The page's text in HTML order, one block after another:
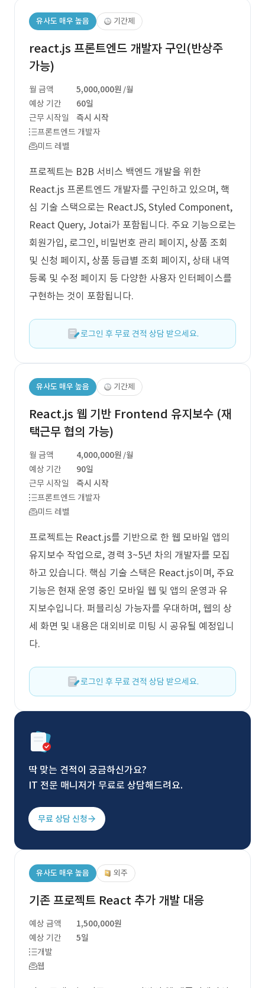
유사도 매우 높음 기간제
react.js 프론트엔드 개발자 구인(반상주
가능)
월 금액 5,000,000원 /월
예상 기간
60일
근무 시작일
즉시 시작
프론트엔드 개발자
미드 레벨
프로젝트는 B2B 서비스 백엔드 개발을 위한
React.js 프론트엔드 개발자를 구인하고 있으며, 핵
심 기술 스택으로는 ReactJS, Styled Component,
React Query, Jotai가 포함됩니다. 주요 기능으로는
회원가입, 로그인, 비밀번호 관리 페이지, 상품 조회
및 신청 페이지, 상품 등급별 조회 페이지, 상태 내역
등록 및 수정 페이지 등 다양한 사용자 인터페이스를
구현하는 것이 포함됩니다.
로그인 후 무료 견적 상담 받으세요.
유사도 매우 높음 기간제
React.js 웹 기반 Frontend 유지보수 (재
택근무 협의 가능)
월 금액 4,000,000원 /월
예상 기간
90일
근무 시작일
즉시 시작
프론트엔드 개발자
미드 레벨
프로젝트는 React.js를 기반으로 한 웹 모바일 앱의
유지보수 작업으로, 경력 3~5년 차의 개발자를 모집
하고 있습니다. 핵심 기술 스택은 React.js이며, 주요
기능은 현재 운영 중인 모바일 웹 및 앱의 운영과 유
지보수입니다. 퍼블리싱 가능자를 우대하며, 웹의 상
세 화면 및 내용은 대외비로 미팅 시 공유될 예정입니
다.
로그인 후 무료 견적 상담 받으세요.
딱 맞는 견적이 궁금하신가요?
IT 전문 매니저가 무료로 상담해드려요.
무료 상담 신청
유사도 매우 높음 외주
기존 프로젝트 React 추가 개발 대응
예상 금액
1,500,000원
예상 기간
5일
개발
웹